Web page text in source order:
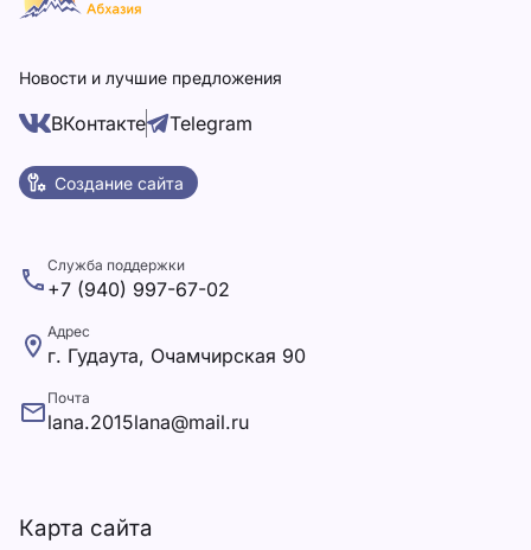
Новости и лучшие предложения
ВКонтакте Telegram
Создание сайта
Карта сайта
Служба поддержки
+7 (940) 997-67-02
Адрес
г. Гудаута, Очамчирская 90
Почта
lana.2015lana@mail.ru